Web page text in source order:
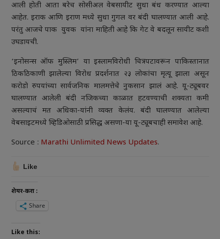
आली होती आता बरेच सोसीअल वेबसायीट सुधा बंध करण्यात आल्या
आहेत. इराक आणि इराण मध्ये सुधा गुगल वर बंदी घालण्यात आली आहे.
परंतु आजचे पाक युवक यांना माहिती आहे कि गेट वे बदलून सायीट कशी
उघडायची.
‘इनोसन्स ऑफ मुस्लिम’ या इस्लामविरोधी चित्रपटावरून पाकिस्तानात
ठिकठिकाणी झालेल्या विरोध प्रदर्शनात २३ लोकांचा मृत्यू झाला असून
करोडो रुपयांच्या सार्वजनिक मालमत्तेचे नुकसान झालं आहे. यू-ट्यूबवर
घालण्यात आलेली बंदी नजिकच्या काळात हटवण्याची शक्यता कमी
असल्याचं मत अधिका-यांनी व्यक्त केलंय. बंदी घालण्यात आलेल्या
वेबसाइटमध्ये व्हिडिओसाठी प्रसिद्ध असणा-या यू-ट्यूबचाही समावेश आहे.
Source : Marathi Unlimited News Updates.
Like
शेयर-करा :
Share
Like this: